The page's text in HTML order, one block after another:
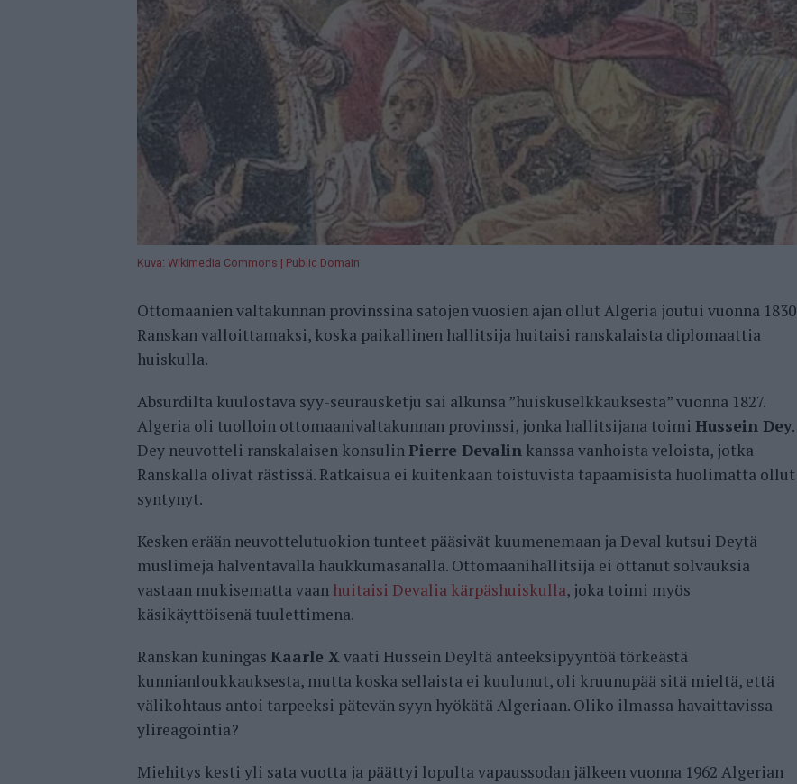
Kuva: Wikimedia Commons | Public Domain
Ottomaanien valtakunnan provinssina satojen vuosien ajan ollut Algeria joutui vuonna 1830
Ranskan valloittamaksi, koska paikallinen hallitsija huitaisi ranskalaista diplomaattia
huiskulla.
Absurdilta kuulostava syy-seurausketju sai alkunsa ”huiskuselkkauksesta” vuonna 1827.
Algeria oli tuolloin ottomaanivaltakunnan provinssi, jonka hallitsijana toimi Hussein Dey.
Dey neuvotteli ranskalaisen konsulin Pierre Devalin kanssa vanhoista veloista, jotka
Ranskalla olivat rästissä. Ratkaisua ei kuitenkaan toistuvista tapaamisista huolimatta ollut
syntynyt.
Kesken erään neuvottelutuokion tunteet pääsivät kuumenemaan ja Deval kutsui Deytä
muslimeja halventavalla haukkumasanalla. Ottomaanihallitsija ei ottanut solvauksia
vastaan mukisematta vaan huitaisi Devalia kärpäshuiskulla, joka toimi myös
käsikäyttöisenä tuulettimena.
Ranskan kuningas Kaarle Xvaati Hussein Deyltä anteeksipyyntöä törkeästä
kunnianloukkauksesta, mutta koska sellaista ei kuulunut, oli kruunupää sitä mieltä, että
välikohtaus antoi tarpeeksi pätevän syyn hyökätä Algeriaan. Oliko ilmassa havaittavissa
ylireagointia?
Miehitys kesti yli sata vuotta ja päättyi lopulta vapaussodan jälkeen vuonna 1962 Algerian